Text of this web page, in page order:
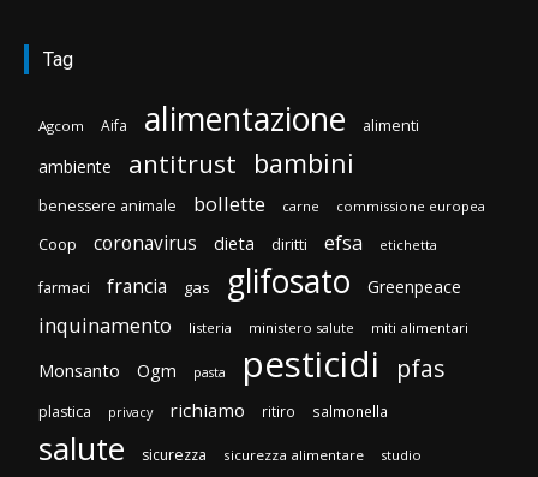
Tag
Agcom Aifa alimentazione alimenti
ambiente antitrust bambini
benessere animale bollette carne commissione europea
Coop coronavirus dieta diritti efsa etichetta
farmaci francia gas glifosato Greenpeace
inquinamento listeria ministero salute miti alimentari
Monsanto Ogm pasta pesticidi pfas
plastica privacy richiamo ritiro salmonella
salute sicurezza sicurezza alimentare studio